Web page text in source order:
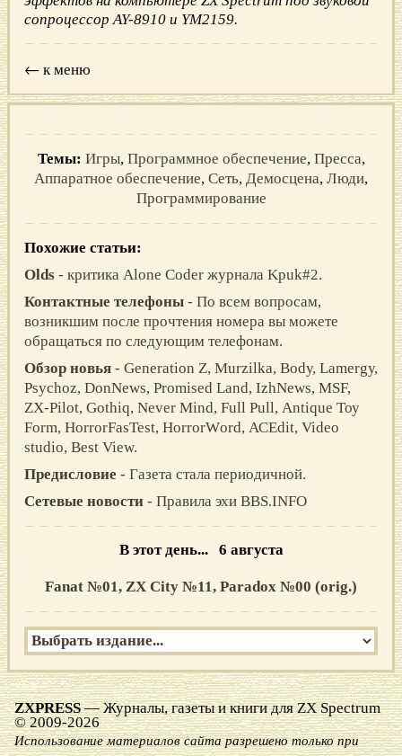
сопроцессор AY-8910 и YM2159.
← к меню
Темы: Игры, Программное обеспечение, Пресса,
Аппаратное обеспечение, Сеть, Демосцена, Люди,
Программирование
Похожие статьи:
Olds - критика Alone Coder журнала Kpuk#2.
Контактные телефоны - По всем вопросам,
возникшим после прочтения номера вы можете
обращаться по следующим телефонам.
Обзор новья - Gеnеrаtiоn Z, Мurzilkа, Воdу, Lаmеrgу,
Рsусhоz, DоnNеws, Рrоmisеd Lаnd, IzhNеws, МSF,
ZХ-Рilоt, Gоthiq, Nеvеr Мind, Full Рull, Аntiquе Тоу
Fоrm, НоrrоrFаsТеst, НоrrоrWоrd, АСЕdit, Vidео
studiо, Веst Viеw.
Предисловие - Газета стала периодичной.
Сетевые новости - Правила эхи BBS.INFO
В этот день... 6 августа
Fanat №01, ZX City №11, Paradox №00 (orig.)
ZXPRESS— Журналы, газеты и книги для ZX Spectrum
© 2009-2026
Использование материалов сайта разрешено только при